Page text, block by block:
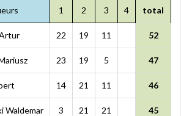
1 2 3 4 total
22 19 11 52
23 19 5 47
14 21 11 46
Waldemar 3 21 21 45